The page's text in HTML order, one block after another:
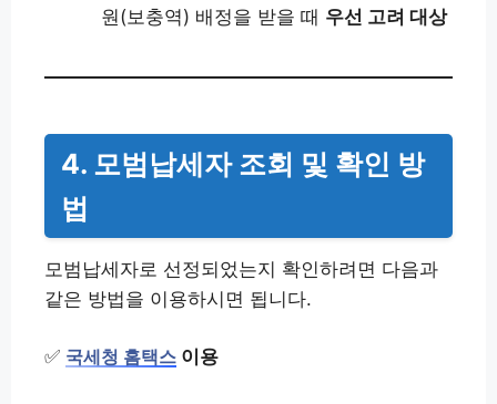
원(보충역) 배정을 받을 때 우선 고려 대상
4. 모범납세자 조회 및 확인 방
법
모범납세자로 선정되었는지 확인하려면 다음과
같은 방법을 이용하시면 됩니다.
✅ 국세청 홈택스 이용